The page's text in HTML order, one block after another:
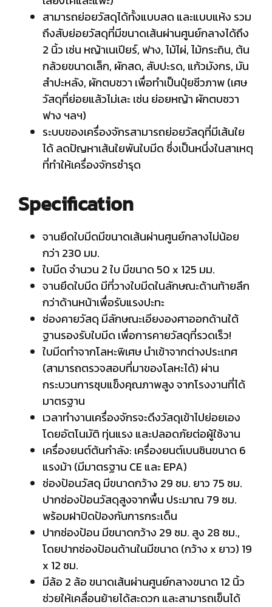
สามารถย่อยวัสดุได้ทั้งแบบสด และแบบแห้ง รวม
ถึงสับย่อยวัสดุที่มีขนาดเส้นผ่านศูนย์กลางได้ถึง
2 นิ้ว เช่น หญ้าเนเปียร์, ฟาง, ไม้ไผ่, ไม้กระถิน, ต้น
กล้วยขนาดเล็ก, ผักสด, สับปะรด, แก้วมังกร, มัน
สำปะหลัง, ผักตบชวา เพื่อทำเป็นปุ๋ยชีวภาพ (เศษ
วัสดุที่ย่อยแล้วไม่เละ เช่น ย่อยหญ้า ผักตบชวา
ฟาง ฯลฯ)
ระบบของเครื่องจักรสามารถย่อยวัสดุที่มีเส้นใย
ได้ ลดปัญหาเส้นใยพันใบมีด ซึ่งเป็นหนึ่งในสาเหตุ
ที่ทำให้เครื่องจักรชำรุด
Specification
จานยึดใบมีดมีขนาดเส้นผ่านศูนย์กลางไม่น้อย
กว่า 230 มม.
ใบมีด จำนวน 2 ใบ มีขนาด 50 x 125 มม.
จานยึดใบมีด มีที่วางใบมีดในลักษณะด้านท้ายลึก
กว่าด้านหน้าเพื่อรับแรงปะทะ
ช่องคายวัสดุ มีลักษณะเอียงองศาออกด้านใต้
ฐานรองรับใบมีด เพื่อการคายวัสดุที่รวดเร็ว!
ใบมีดทำจากโลหะพิเศษ นำเข้าจากต่างประเทศ
(สามารถตรวจสอบที่มาของโลหะได้) ผ่าน
กระบวนการชุบแข็งคุณภาพสูง จากโรงงานที่ได้
มาตรฐาน
เวลาทำงานเครื่องจักรจะดึงวัสดุเข้าไปย่อยเอง
โดยอัตโนมัติ ทุ่นแรง และปลอดภัยต่อผู้ใช้งาน
เครื่องยนต์ต้นกำลัง: เครื่องยนต์เบนซินขนาด 6
แรงม้า (มีมาตรฐาน CE และ EPA)
ช่องป้อนวัสดุ มีขนาดกว้าง 29 ซม. ยาว 75 ซม.
ปากช่องป้อนวัสดุสูงจากพื้น ประมาณ 79 ซม.
พร้อมฝาปิดป้องกันการกระเด็น
ปากช่องป้อน มีขนาดกว้าง 29 ซม. สูง 28 ซม.,
โดยปากช่องป้อนด้านในมีขนาด (กว้าง x ยาว) 19
x 12 ซม.
มีล้อ 2 ล้อ ขนาดเส้นผ่านศูนย์กลางขนาด 12 นิ้ว
ช่วยให้เคลื่อนย้ายได้สะดวก และสามารถเข็นได้